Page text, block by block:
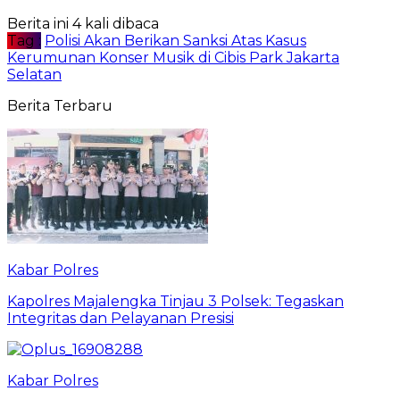
Berita ini 4 kali dibaca
Tag : Polisi Akan Berikan Sanksi Atas Kasus
Kerumunan Konser Musik di Cibis Park Jakarta
Selatan
Berita Terbaru
Kabar Polres
Kapolres Majalengka Tinjau 3 Polsek: Tegaskan
Integritas dan Pelayanan Presisi
Kabar Polres